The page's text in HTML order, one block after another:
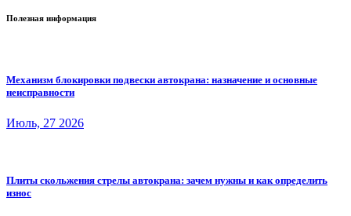
Полезная информация
Механизм блокировки подвески автокрана: назначение и основные
неисправности
Июль, 27 2026
Плиты скольжения стрелы автокрана: зачем нужны и как определить
износ